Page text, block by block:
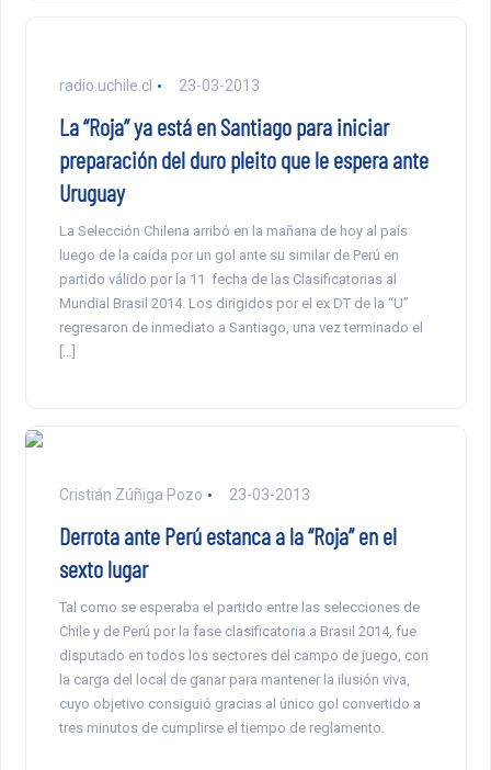
radio.uchile.cl 23-03-2013
La “Roja” ya está en Santiago para iniciar
preparación del duro pleito que le espera ante
Uruguay
La Selección Chilena arribó en la mañana de hoy al país
luego de la caída por un gol ante su similar de Perú en
partido válido por la 11 fecha de las Clasificatorias al
Mundial Brasil 2014. Los dirigidos por el ex DT de la “U”
regresaron de inmediato a Santiago, una vez terminado el
[…]
Cristián Zúñiga Pozo 23-03-2013
Derrota ante Perú estanca a la “Roja” en el
sexto lugar
Tal como se esperaba el partido entre las selecciones de
Chile y de Perú por la fase clasificatoria a Brasil 2014, fue
disputado en todos los sectores del campo de juego, con
la carga del local de ganar para mantener la ilusión viva,
cuyo objetivo consiguió gracias al único gol convertido a
tres minutos de cumplirse el tiempo de reglamento.